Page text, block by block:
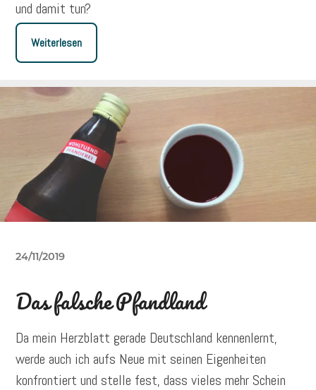
und damit tun?
Weiterlesen
24/11/2019
Das falsche Pfandland
Da mein Herzblatt gerade Deutschland kennenlernt,
werde auch ich aufs Neue mit seinen Eigenheiten
konfrontiert und stelle fest, dass vieles mehr Schein